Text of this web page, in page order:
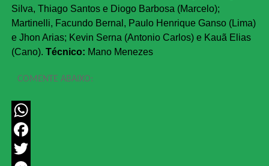
Silva, Thiago Santos e Diogo Barbosa (Marcelo);
Martinelli, Facundo Bernal, Paulo Henrique Ganso (Lima)
e Jhon Arias; Kevin Serna (Antonio Carlos) e Kauã Elias
(Cano). Técnico: Mano Menezes
COMENTE ABAIXO:
WhatsApp
Facebook